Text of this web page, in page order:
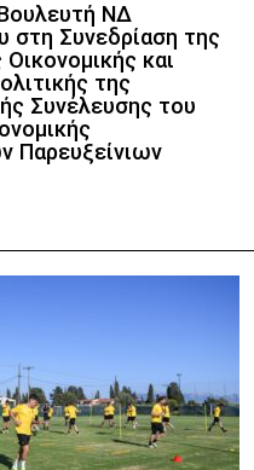
ΝΔ
στη Συνεδρίαση της
και
της
Συνέλευσης του
Παρευξείνιων